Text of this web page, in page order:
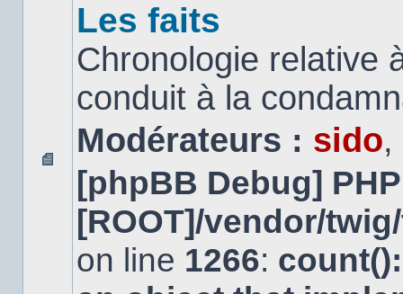
Aucun
message
non
Les faits
Chronologie relative
conduit à la
Modérateurs : sido,
[phpBB Debug]
[ROOT]/vendor/
on line 1266: